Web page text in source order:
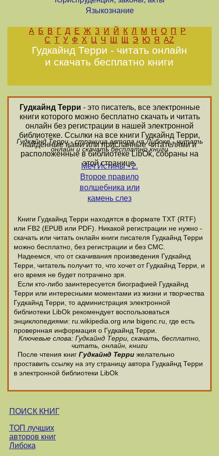
Языкознание
А Б В Г Д Е Ж З И Й К Л М Н О П
Р
С Т У Ф Х Ц Ч Ш Щ Э Ю Я AZ
Гудкайнд Терри - читать онлайн
и скачать бесплатно книги
Гудкайнд Терри - это писатель, все электронные
книги которого можно бесплатно скачать и читать
онлайн без регистрации в нашей электронной
библиотеке. Ссылки на все книги Гудкайнд Терри,
найденные нами или присланные читателями и
расположенные в библиотеке LibOk, собраны на
этой странице.
Гудкайнд Терри - страница автора на Либоке - читать
онлайн и скачать бесплатно книги
Меч Истины - 2.
Второе правило
волшебника или
камень слез
Книги Гудкайнд Терри находятся в формате ТХТ (RTF)
или FB2 (EPUB или PDF). Никакой регистрации не нужно -
скачать или читать онлайн книги писателя Гудкайнд Терри
можно бесплатно, без регистрации и без СМС.
Надеемся, что от скачивания произведения Гудкайнд
Терри, читатель получит то, что хочет от Гудкайнд Терри, и
его время не будет потрачено зря.
Если кто-либо заинтересуется биографией Гудкайнд
Терри или интересными моментами из жизни и творчества
Гудкайнд Терри, то администрация электронной
библиотеки LibOk рекомендует воспользоваться
энциклопедиями: ru.wikipedia.org или bigenc.ru, где есть
провернная информация о Гудкайнд Терри.
Ключевые слова: Гудкайнд Терри, скачать, бесплатно,
читать, онлайн, книги
После чтения книг Гудкайнд Терри желательно
проставить ссылку на эту страницу автора Гудкайнд Терри
в электронной библиотеки LibOk
ПОИСК КНИГ
ТОП лучших
авторов книг
Либока